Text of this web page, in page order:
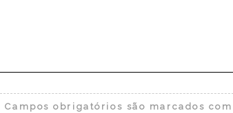
Campos obrigatórios são marcados com